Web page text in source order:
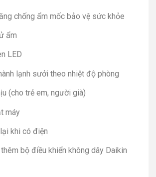
chống ẩm mốc bảo vệ sức khỏe
ẩm
LED
lạnh sưởi theo nhiệt độ phòng
(cho trẻ em, người già)
máy
khi có điện
bộ điều khiển không dây Daikin